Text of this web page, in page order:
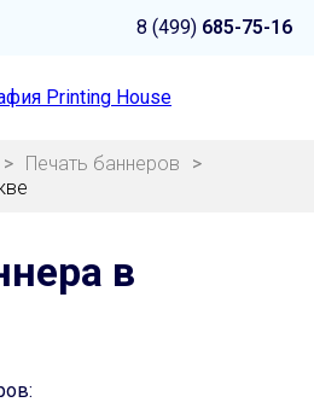
8 (499) 685-75-16
> Печать баннеров
>
в